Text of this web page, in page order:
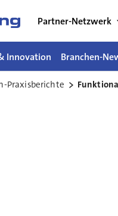
Partner-Netzwerk
Innovation Branchen-
Praxisberichte